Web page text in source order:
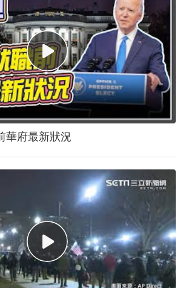
華府最新狀況